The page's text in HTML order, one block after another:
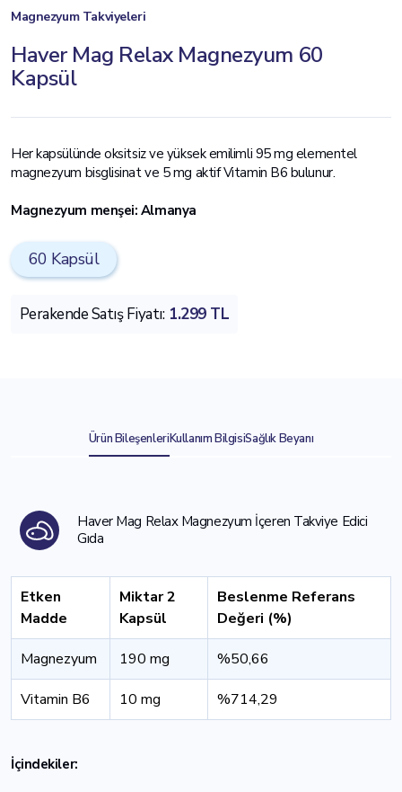
Magnezyum Takviyeleri
Haver Mag Relax Magnezyum 60
Kapsül
Her kapsülünde oksitsiz ve yüksek emilimli 95 mg elementel
magnezyum bisglisinat ve 5 mg aktif Vitamin B6 bulunur.
Magnezyum menşei: Almanya
60 Kapsül
Perakende Satış Fiyatı: 1.299 TL
Ürün BileşenleriKullanım BilgisiSağlık Beyanı
Haver Mag Relax Magnezyum İçeren Takviye Edici
Gıda
Etken
Madde
Miktar 2
Kapsül
Beslenme Referans
Değeri (%)
Magnezyum 190 mg %50,66
Vitamin B6 10 mg %714,29
İçindekiler: